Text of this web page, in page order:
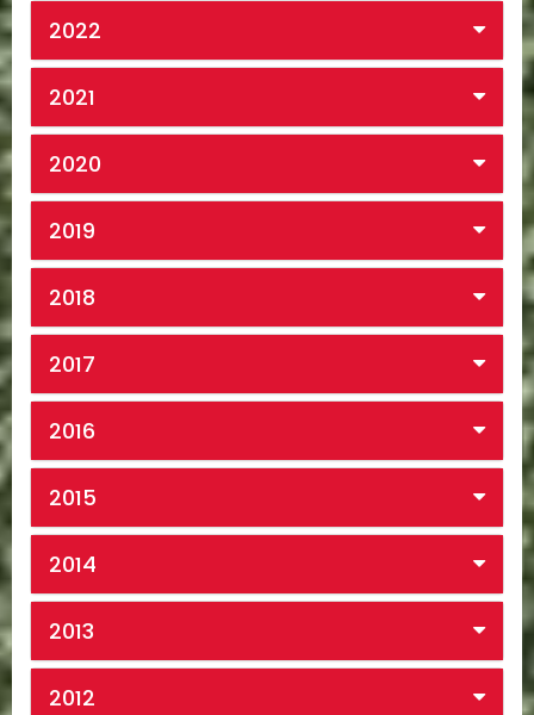
2022
2021
2020
2019
2018
2017
2016
2015
2014
2013
2012